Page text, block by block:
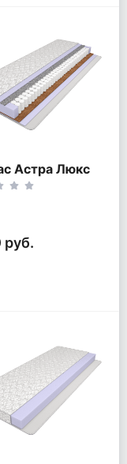
Астра Люкс
руб.